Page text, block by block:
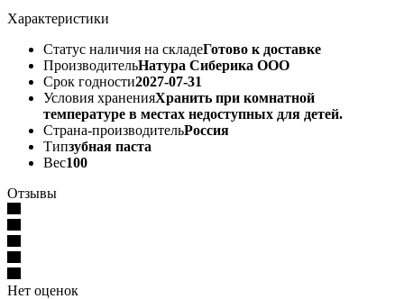
Характеристики
Статус наличия на складеГотово к доставке
ПроизводительНатура Сиберика ООО
Срок годности2027-07-31
Условия храненияХранить при комнатной
температуре в местах недоступных для детей.
Страна-производительРоссия
Типзубная паста
Вес100
Отзывы
Нет оценок